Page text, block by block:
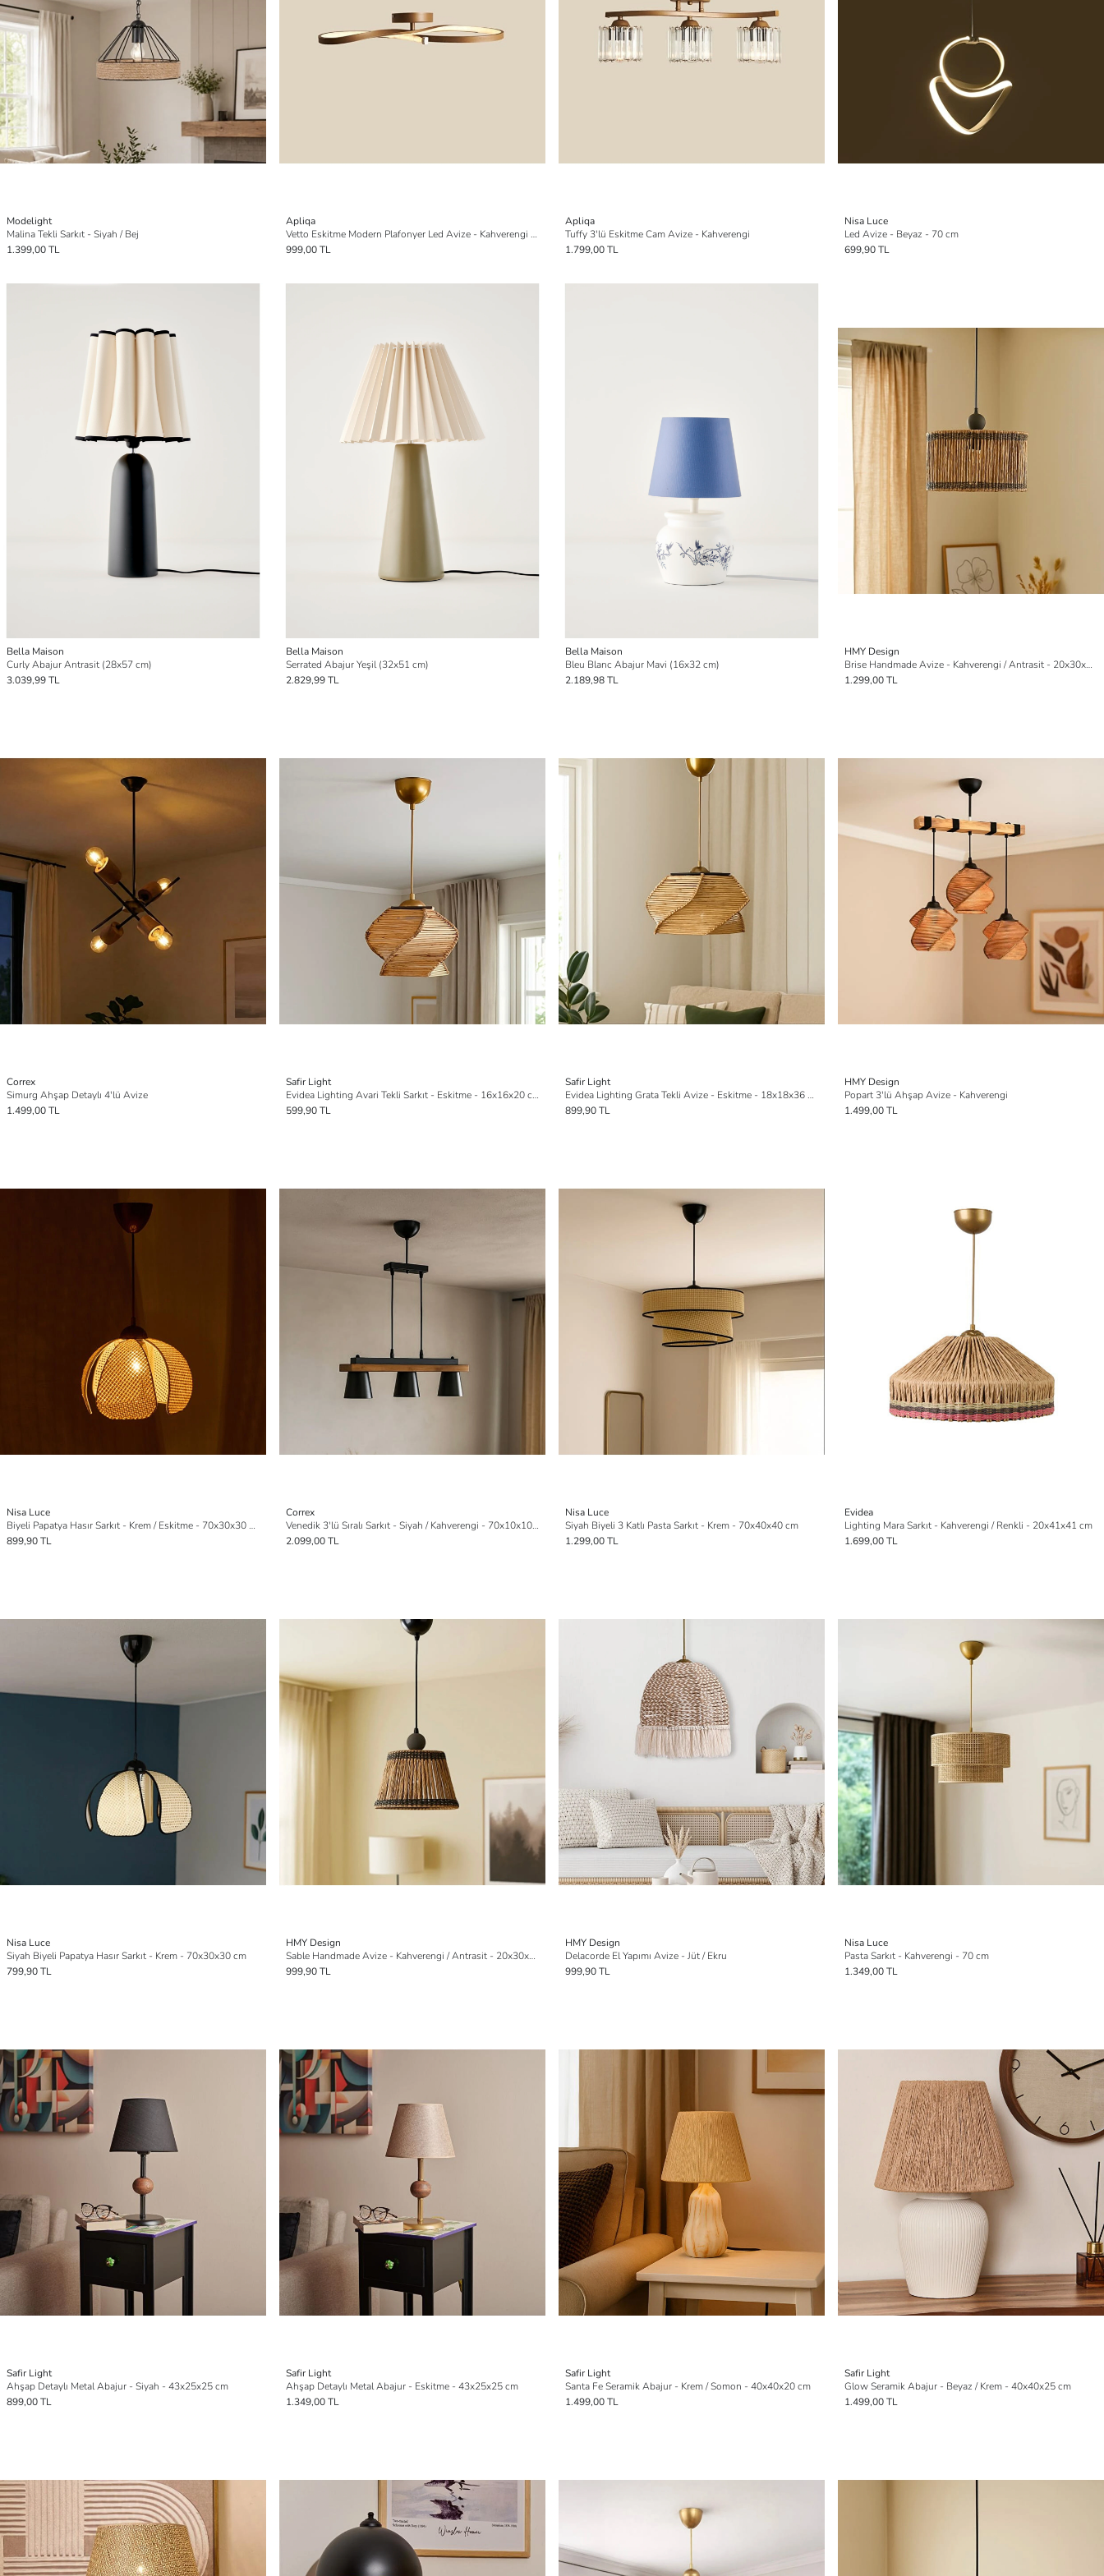
Modelight
Malina Tekli Sarkıt - Siyah / Bej
1.399,00 TL
Apliqa
Vetto Eskitme Modern Plafonyer Led Avize - Kahverengi - 38 Watt
999,00 TL
Apliqa
Tuffy 3'lü Eskitme Cam Avize - Kahverengi
1.799,00 TL
Nisa Luce
Led Avize - Beyaz - 70 cm
699,90 TL
Bella Maison
Curly Abajur Antrasit (28x57 cm)
3.039,99 TL
Bella Maison
Serrated Abajur Yeşil (32x51 cm)
2.829,99 TL
Bella Maison
Bleu Blanc Abajur Mavi (16x32 cm)
2.189,98 TL
HMY Design
Brise Handmade Avize - Kahverengi / Antrasit - 20x30x30 cm
1.299,00 TL
Correx
Simurg Ahşap Detaylı 4'lü Avize
1.499,00 TL
Safir Light
Evidea Lighting Avari Tekli Sarkıt - Eskitme - 16x16x20 cm
599,90 TL
Safir Light
Evidea Lighting Grata Tekli Avize - Eskitme - 18x18x36 cm
899,90 TL
HMY Design
Popart 3'lü Ahşap Avize - Kahverengi
1.499,00 TL
Nisa Luce
Biyeli Papatya Hasır Sarkıt - Krem / Eskitme - 70x30x30 cm
899,90 TL
Correx
Venedik 3'lü Sıralı Sarkıt - Siyah / Kahverengi - 70x10x10 cm
2.099,00 TL
Nisa Luce
Siyah Biyeli 3 Katlı Pasta Sarkıt - Krem - 70x40x40 cm
1.299,00 TL
Evidea
Lighting Mara Sarkıt - Kahverengi / Renkli - 20x41x41 cm
1.699,00 TL
Nisa Luce
Siyah Biyeli Papatya Hasır Sarkıt - Krem - 70x30x30 cm
799,90 TL
HMY Design
Sable Handmade Avize - Kahverengi / Antrasit - 20x30x30 cm
999,90 TL
HMY Design
Delacorde El Yapımı Avize - Jüt / Ekru
999,90 TL
Nisa Luce
Pasta Sarkıt - Kahverengi - 70 cm
1.349,00 TL
Safir Light
Ahşap Detaylı Metal Abajur - Siyah - 43x25x25 cm
899,00 TL
Safir Light
Ahşap Detaylı Metal Abajur - Eskitme - 43x25x25 cm
1.349,00 TL
Safir Light
Santa Fe Seramik Abajur - Krem / Somon - 40x40x20 cm
1.499,00 TL
Safir Light
Glow Seramik Abajur - Beyaz / Krem - 40x40x25 cm
1.499,00 TL